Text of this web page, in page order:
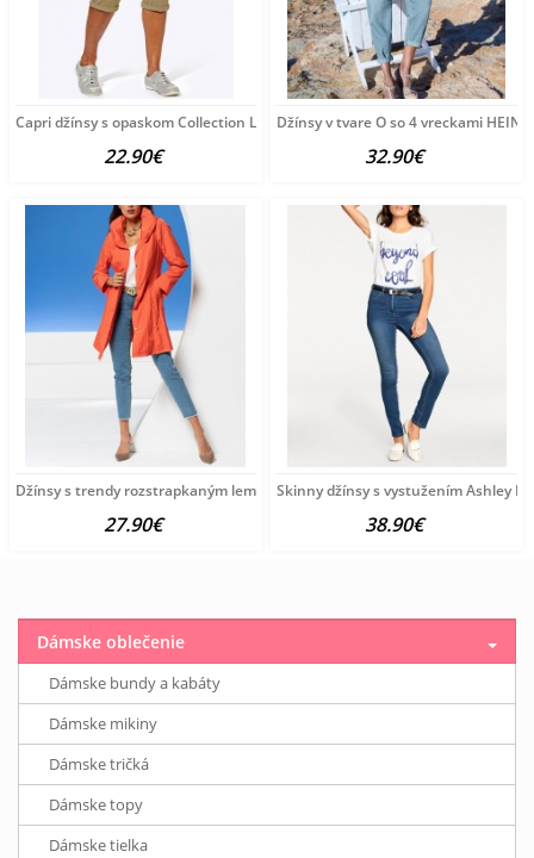
Capri džínsy s opaskom Collection L, pieskové
22.90€
Džínsy v tvare O so 4 vreckami
32.90€
Džínsy s trendy rozstrapkaným lemom HEINE, modrobiele
27.90€
Skinny džínsy s vystužením Ashley
38.90€
Dámske oblečenie
Dámske bundy a kabáty
Dámske mikiny
Dámske tričká
Dámske topy
Dámske tielka